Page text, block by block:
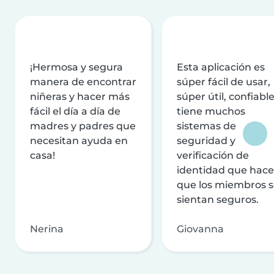
¡Hermosa y segura
manera de encontrar
niñeras y hacer más
fácil el día a día de
madres y padres que
necesitan ayuda en
casa!
Nerina
Esta aplicación es
súper fácil de usar,
súper útil,
tiene muchos
sistemas de
seguridad y
verificación de
identidad que
que los miembros
sientan seguros.
Giovanna